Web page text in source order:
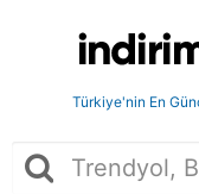
Türkiye'nin En